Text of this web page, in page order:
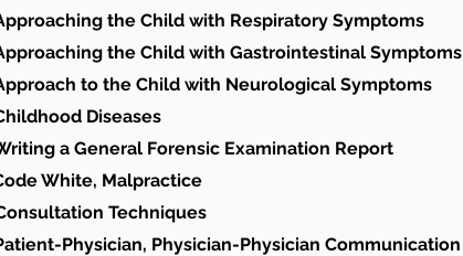
the Child with Respiratory Symptoms
the Child with Gastrointestinal Symptoms
to the Child with Neurological Symptoms
Diseases
a General Forensic Examination Report
White, Malpractice
Techniques
Physician, Physician-Physician Communication